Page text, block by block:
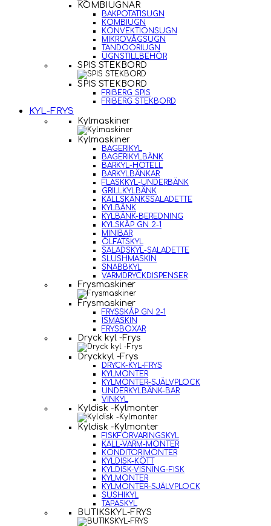
KOMBIUGNAR
BAKPOTATISUGN
KOMBIUGN
KONVEKTIONSUGN
MIKROVÅGSUGN
TANDOORIUGN
UGNSTILLBEHÖR
SPIS STEKBORD
SPIS STEKBORD
FRIBERG SPIS
FRIBERG STEKBORD
KYL-FRYS
Kylmaskiner
Kylmaskiner
BAGERIKYL
BAGERIKYLBÄNK
BARKYL-HOTELL
BARKYLBÄNKAR
FLASKKYL-UNDERBÄNK
GRILLKYLBÄNK
KALLSKÄNKSSALADETTE
KYLBÄNK
KYLBÄNK-BEREDNING
KYLSKÅP GN 2-1
MINIBAR
ÖLFATSKYL
SALADSKYL-SALADETTE
SLUSHMASKIN
SNABBKYL
VARMDRYCKDISPENSER
Frysmaskiner
Frysmaskiner
FRYSSKÅP GN 2-1
ISMASKIN
FRYSBOXAR
Dryck kyl -Frys
Dryckkyl -Frys
DRYCK-KYL-FRYS
KYLMONTER
KYLMONTER-SJÄLVPLOCK
UNDERKYLBÄNK-BAR
VINKYL
Kyldisk -Kylmonter
Kyldisk -Kylmonter
FISKFÖRVARINGSKYL
KALL-VARM-MONTER
KONDITORIMONTER
KYLDISK-KÖTT
KYLDISK-VISNING-FISK
KYLMONTER
KYLMONTER-SJÄLVPLOCK
SUSHIKYL
TAPASKYL
BUTIKSKYL-FRYS